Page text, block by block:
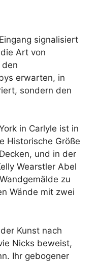
signalisiert
Art von
den
erwarten, in
sondern den
in Carlyle ist in
Historische Größe
und in der
Wearstler Abel
zu
Wände mit zwei
Kunst nach
Nicks beweist,
Ihr gebogener